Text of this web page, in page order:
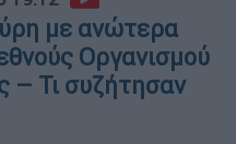
με ανώτερα
Οργανισμού
– Τι συζήτησαν